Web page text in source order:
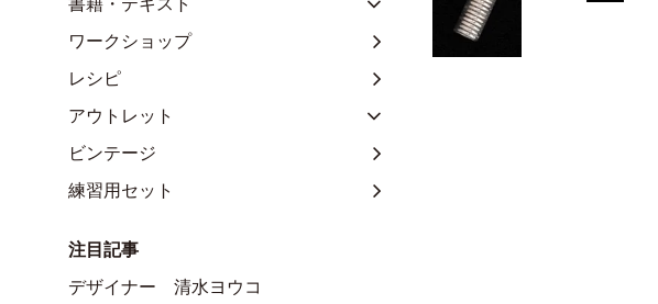
ワークショップ
レシピ
アウトレット
ビンテージ
練習用セット
注目記事
デザイナー 清水ヨウコ